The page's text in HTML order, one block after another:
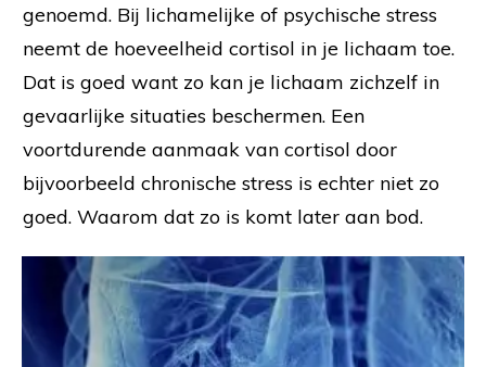
genoemd. Bij lichamelijke of psychische stress
neemt de hoeveelheid cortisol in je lichaam toe.
Dat is goed want zo kan je lichaam zichzelf in
gevaarlijke situaties beschermen. Een
voortdurende aanmaak van cortisol door
bijvoorbeeld chronische stress is echter niet zo
goed. Waarom dat zo is komt later aan bod.